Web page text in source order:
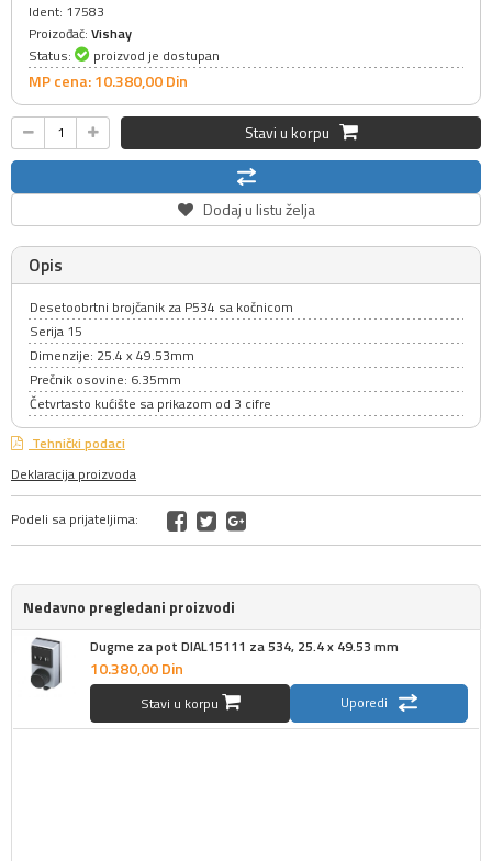
Ident: 17583
Proizođač: Vishay
Status:
proizvod je dostupan
MP cena: 10.380,00Din
Stavi u korpu
Dodaj u listu želja
Opis
Desetoobrtni brojčanik za P534 sa kočnicom
Serija 15
Dimenzije: 25.4 x 49.53mm
Prečnik osovine: 6.35mm
Četvrtasto kućište sa prikazom od 3 cifre
Tehnički podaci
Deklaracija proizvoda
Podeli sa prijateljima:
Nedavno pregledani proizvodi
Dugme za pot DIAL15111 za 534, 25.4 x 49.53 mm
10.380,00Din
Stavi u korpu Uporedi